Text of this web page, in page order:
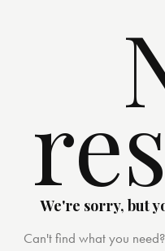
We're sorry, but
Can't find what you